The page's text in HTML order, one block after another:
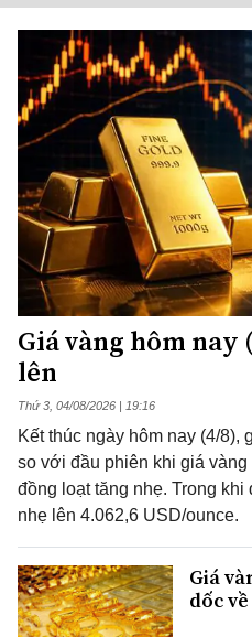
Giá vàng hôm nay
lên
Thứ 3, 04/08/2026 | 19:16
Kết thúc ngày hôm nay (4/8),
so với đầu phiên khi giá
đồng loạt tăng nhẹ. Trong
nhẹ lên 4.062,6 USD/ounce.
Giá
dốc